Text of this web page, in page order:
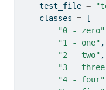
    test_file
=
    classes
= [
"0 - zero"
"1 - one" ,
"2 - two" ,
"3 -
"4 - four"